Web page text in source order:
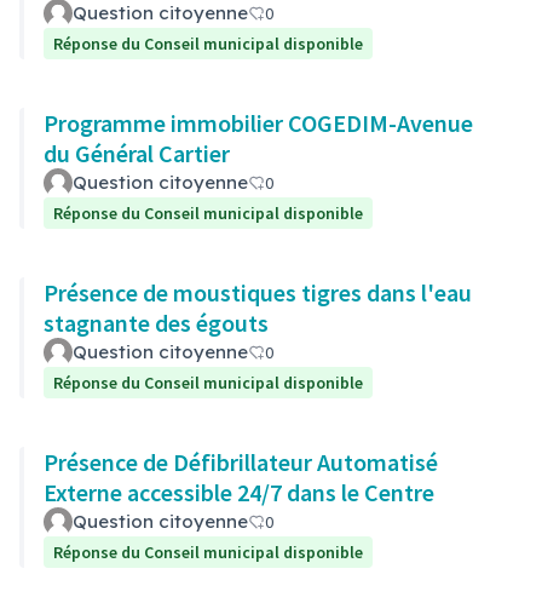
Question citoyenne
0
Réponse du Conseil municipal disponible
Programme immobilier COGEDIM-Avenue
du Général Cartier
Question citoyenne
0
Réponse du Conseil municipal disponible
Présence de moustiques tigres dans l'eau
stagnante des égouts
Question citoyenne
0
Réponse du Conseil municipal disponible
Présence de Défibrillateur Automatisé
Externe accessible 24/7 dans le Centre
Question citoyenne
0
Réponse du Conseil municipal disponible